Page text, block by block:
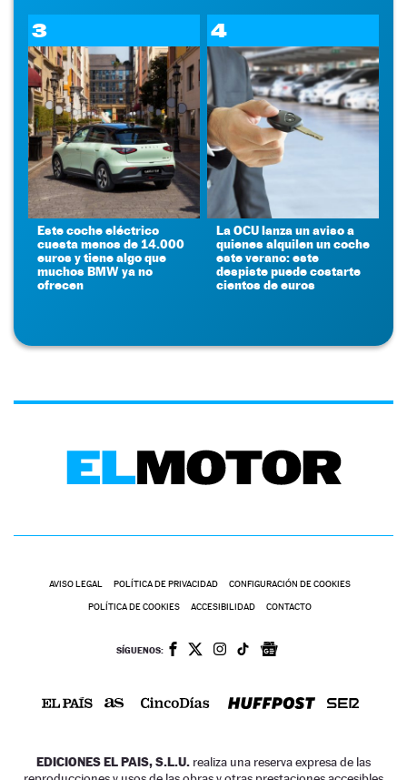
3
Este coche eléctrico
cuesta menos de 14.000
euros y tiene algo que
muchos BMW ya no
ofrecen
4
La OCU lanza un aviso a
quienes alquilen un coche
este verano: este
despiste puede costarte
cientos de euros
AVISO LEGAL POLÍTICA DE PRIVACIDAD CONFIGURACIÓN DE COOKIES
POLÍTICA DE COOKIES ACCESIBILIDAD CONTACTO
SÍGUENOS:
EDICIONES EL PAIS, S.L.U. realiza una reserva expresa de las